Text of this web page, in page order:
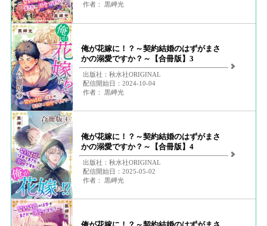
作者： 黒岬光
俺が花嫁に！？～契約結婚のはずがまさ
かの溺愛ですか？～【合冊版】3
出版社：秋水社ORIGINAL
配信開始日：2024-10-04
作者： 黒岬光
俺が花嫁に！？～契約結婚のはずがまさ
かの溺愛ですか？～【合冊版】4
出版社：秋水社ORIGINAL
配信開始日：2025-05-02
作者： 黒岬光